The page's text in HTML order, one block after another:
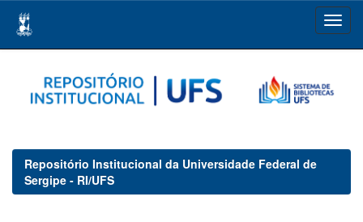
navigation
Repositório Institucional da Universidade Federal de
Sergipe - RI/UFS